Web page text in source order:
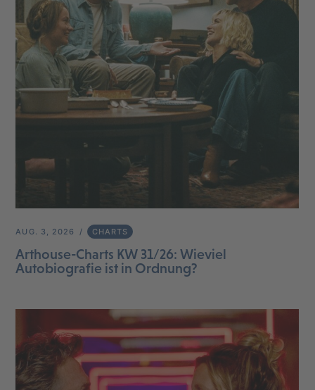
AUG. 3, 2026 CHARTS
Arthouse-Charts KW 31/26: Wieviel
Autobiografie ist in Ordnung?